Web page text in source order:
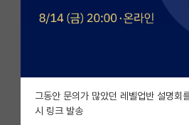
베스트 게시판
자유 게시판(아무개랩)
미국 유학 게시판
그동안 문의가 많았던 레벨업반 설명회
시 링크 발송